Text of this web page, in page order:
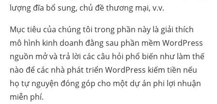
lượng đĩa bổ sung, chủ đề thương mại, v.v.
Mục tiêu của chúng tôi trong phần này là giải thích
mô hình kinh doanh đằng sau phần mềm WordPress
nguồn mở và trả lời các câu hỏi phổ biến như làm thế
nào để các nhà phát triển WordPress kiếm tiền nếu
họ tự nguyện đóng góp cho một dự án phi lợi nhuận
miễn phí.